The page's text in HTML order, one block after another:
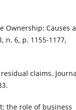
Ownership: Causes
n. 6, p. 1155-1177,
residual claims.
the role of business